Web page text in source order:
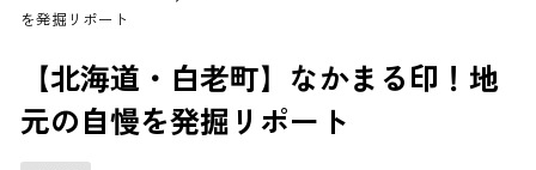
を発掘リポート
【北海道・白老町】なかまる印！地
元の自慢を発掘リポート